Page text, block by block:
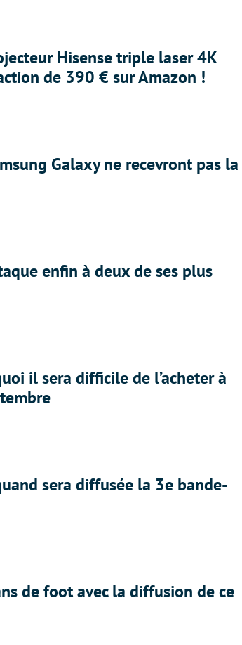
Hisense triple laser 4K
de 390 € sur Amazon !
Galaxy ne recevront pas la
enfin à deux de ses plus
il sera difficile de l’acheter à
sera diffusée la 3e bande-
de foot avec la diffusion de ce